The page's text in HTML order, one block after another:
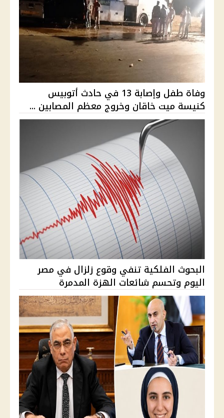
وفاة طفل وإصابة 13 في حادث أتوبيس
كنيسة ميت خاقان وخروج معظم المصابين ...
البحوث الفلكية تنفي وقوع زلزال في مصر
اليوم وتحسم شائعات الهزة المدمرة